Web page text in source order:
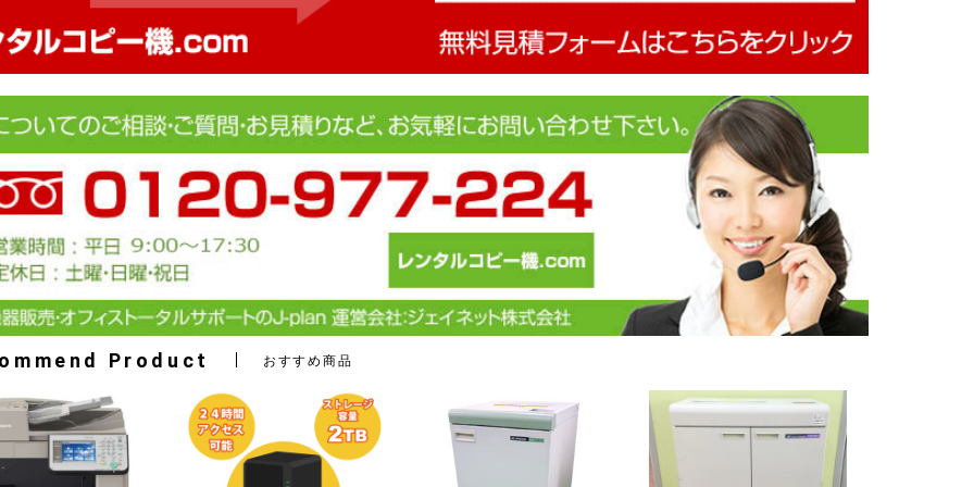
Product おすすめ商品